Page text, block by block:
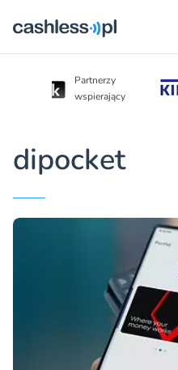
Partnerzy
wspierający
dipocket